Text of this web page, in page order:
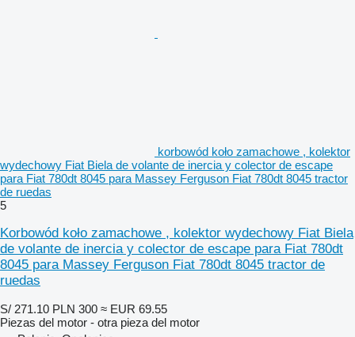
korbowód koło zamachowe , kolektor
wydechowy Fiat Biela de volante de inercia y colector de escape
para Fiat 780dt 8045 para Massey Ferguson Fiat 780dt 8045 tractor
de ruedas
5
Korbowód koło zamachowe , kolektor wydechowy Fiat Biela
de volante de inercia y colector de escape para Fiat 780dt
8045 para Massey Ferguson Fiat 780dt 8045 tractor de
ruedas
S/ 271.10 PLN 300 ≈ EUR 69.55
Piezas del motor - otra pieza del motor